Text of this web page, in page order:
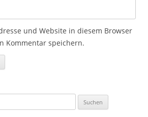
und Website in diesem Browser
Kommentar speichern.